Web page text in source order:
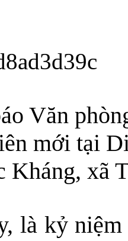
Văn
mới tại
Kháng, xã
là kỷ